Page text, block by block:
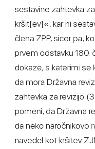
sestavine zahtevka
kršit[ev]«, kar ni
člena ZPP, sicer pa,
prvem odstavku 180.
dokaze, s katerimi se
da mora Državna
zahtevka za revizijo
pomeni, da Državna
da neko naročnikovo
navedel kot kršitev